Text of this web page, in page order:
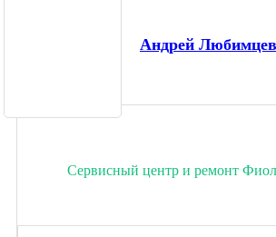
Андрей Любимцев
Сервисный центр и ремонт